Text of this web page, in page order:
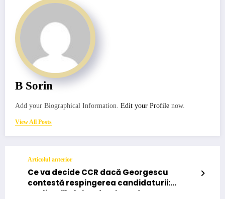
B Sorin
Add your Biographical Information. Edit your Profile now.
View All Posts
Articolul anterior
Ce va decide CCR dacă Georgescu
contestă respingerea candidaturii:
explicațiile lui Tudorel Toader